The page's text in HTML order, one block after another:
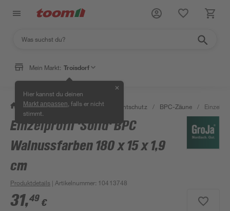
Mein Markt: Troisdorf
Hier kannst du deinen
Markt anpassen , falls er nicht
stimmt.
✕
/ Garten & Freizeit / Zäune & Sichtschutz / BPC-Zäune /
Einzelprofil 'Solid' BPC
Walnussfarben 180 x 15 x 1,9
cm
Produktdetails | Artikelnummer: 10413748
31,49 €